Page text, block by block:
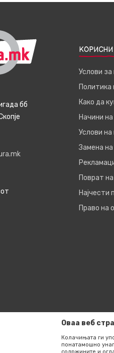
бб
Услови
Политика
Како да
Начини
Услови на
Замена
Поврат
Најчести
Право на
Оваа веб
Колачињата ги
понатамошно